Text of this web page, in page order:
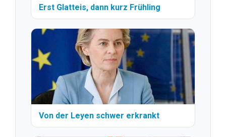
Erst Glatteis, dann kurz Frühling
Von der Leyen schwer erkrankt